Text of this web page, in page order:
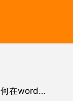
如何在中自動編制目錄，如何在word中自動編制目錄